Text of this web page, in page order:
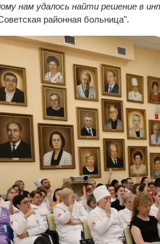
нам удалось найти решение в
районная больница".